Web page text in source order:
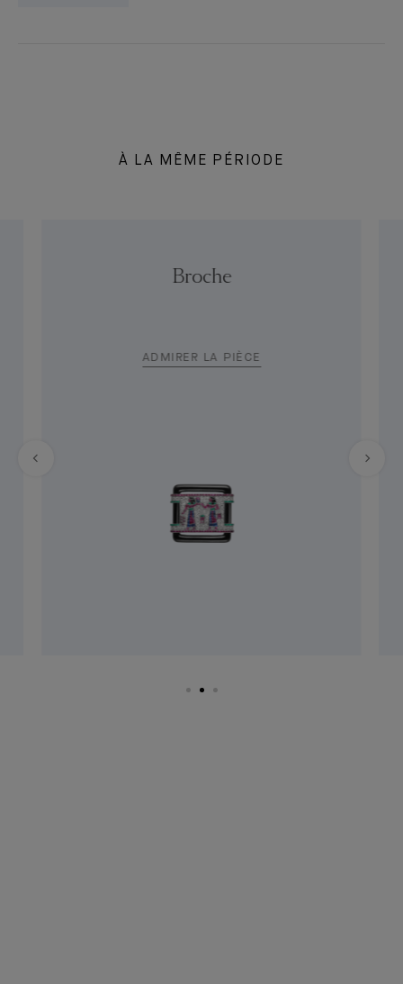
À LA MÊME PÉRIODE
Broche
ADMIRER LA PIÈCE